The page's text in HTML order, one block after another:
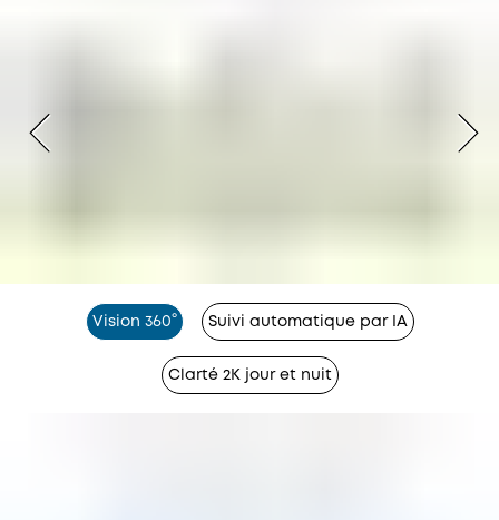
Vision 360° Suivi automatique par IA
Clarté 2K jour et nuit